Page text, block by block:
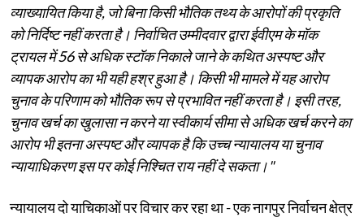
व्याख्यायित किया है, जो बिना किसी भौतिक तथ्य के आरोपों की प्रकृति
को निर्दिष्ट नहीं करता है। निर्वाचित उम्मीदवार द्वारा ईवीएम के मॉक
ट्रायल में 56 से अधिक स्टॉक निकाले जाने के कथित अस्पष्ट और
व्यापक आरोप का भी यही हश्र हुआ है। किसी भी मामले में यह आरोप
चुनाव के परिणाम को भौतिक रूप से प्रभावित नहीं करता है। इसी तरह,
चुनाव खर्च का खुलासा न करने या स्वीकार्य सीमा से अधिक खर्च करने का
आरोप भी इतना अस्पष्ट और व्यापक है कि उच्च न्यायालय या चुनाव
न्यायाधिकरण इस पर कोई निश्चित राय नहीं दे सकता।"
न्यायालय दो याचिकाओं पर विचार कर रहा था - एक नागपुर निर्वाचन क्षेत्र